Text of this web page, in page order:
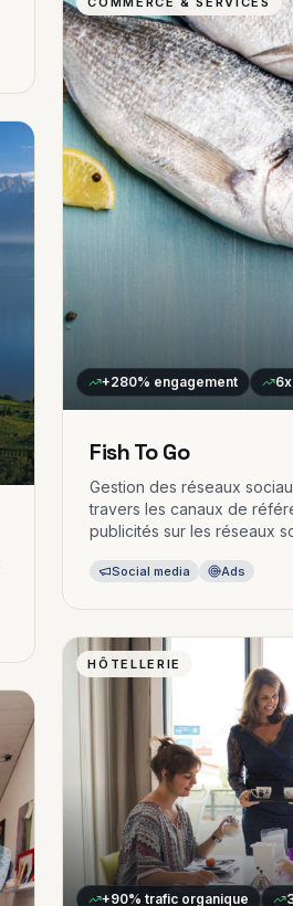
+280% engagement 6x
Fish To Go
Gestion des réseaux
travers les canaux de
publicités sur les réseaux
Social media Ads
HÔTELLERIE
+90% trafic organique